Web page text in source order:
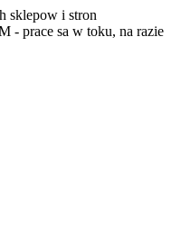
sklepow i stron
- prace sa w toku, na razie